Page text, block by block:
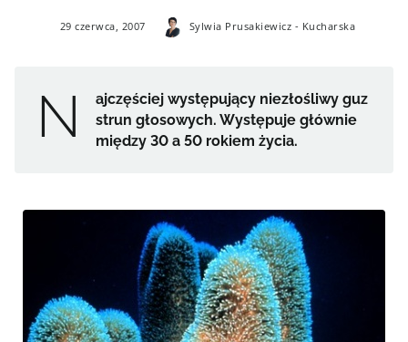
29 czerwca, 2007 Sylwia Prusakiewicz - Kucharska
N
ajczęściej występujący niezłośliwy guz
strun głosowych. Występuje głównie
między 30 a 50 rokiem życia.